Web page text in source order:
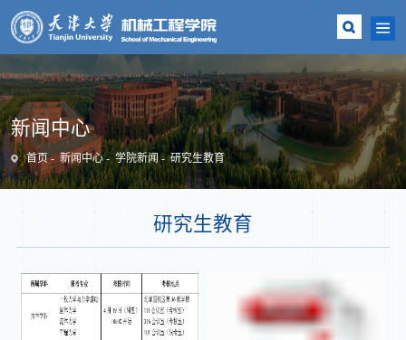
新闻中心
首页 新闻中心 学院新闻 研究生教育
研究生教育